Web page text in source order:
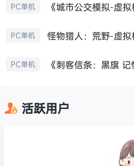
PC单机
PC单机
PC单机
活跃用户